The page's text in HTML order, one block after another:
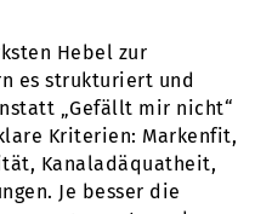
Hebel zur
es strukturiert und
„Gefällt mir nicht“
Kriterien: Markenfit,
Kanaladäquatheit,
Je besser die